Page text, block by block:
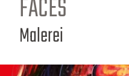
FACES
Malerei